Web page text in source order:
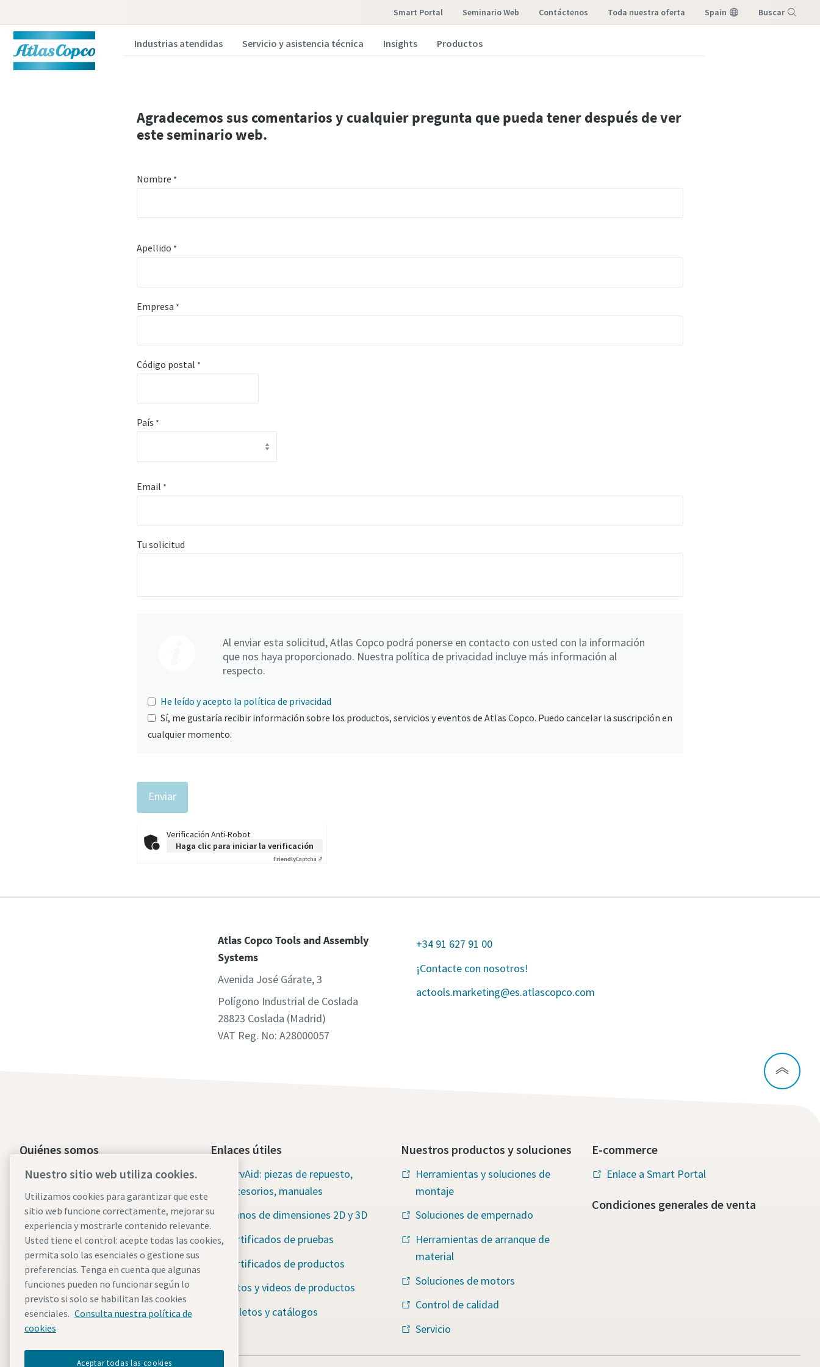
Smart Portal Seminario Web contáctenos toda nuestra oferta Spain Buscar
Industrias atendidas Servicio y asistencia técnica Insights Productos
Agradecemos sus comentarios y cualquier pregunta que pueda tener después de ver
este seminario web.
Nombre *
Apellido *
Empresa *
Código postal *
País *
Email *
Tu solicitud
Al enviar esta solicitud, Atlas Copco podrá ponerse en contacto con usted con la información
que nos haya proporcionado. Nuestra política de privacidad incluye más información al
respecto.
He leído y acepto la política de privacidad
Sí, me gustaría recibir información sobre los productos, servicios y eventos de Atlas Copco. Puedo cancelar la suscripción en
cualquier momento.
Verificación Anti-Robot
Haga clic para iniciar la verificación
FriendlyCaptcha ⇗
Atlas Copco Tools and Assembly
Systems
Avenida José Gárate, 3
Polígono Industrial de Coslada
28823 Coslada (Madrid)
VAT Reg. No: A28000057
+34 91 627 91 00
¡Contacte con nosotros!
actools.marketing@es.atlascopco.com
Quiénes somos
Grupo Atlas Copco
Técnicas Industriales
Industrias
Empleo
Enlaces útiles
ServAid: piezas de repuesto,
accesorios, manuales
Planos de dimensiones 2D y 3D
Certificados de pruebas
Certificados de productos
Fotos y videos de productos
Folletos y catálogos
Nuestros productos y soluciones
Herramientas y soluciones de
montaje
Soluciones de empernado
Herramientas de arranque de
material
Soluciones de motors
Control de calidad
Servicio
E-commerce
Enlace a Smart Portal
Condiciones generales de venta
Nuestro sitio web utiliza cookies.
Utilizamos cookies para garantizar que este
sitio web funcione correctamente, mejorar su
experiencia y mostrarle contenido relevante.
Usted tiene el control: acepte todas las cookies,
permita solo las esenciales o gestione sus
preferencias. Tenga en cuenta que algunas
funciones pueden no funcionar según lo
previsto si solo se habilitan las cookies
esenciales. Consulta nuestra política de
cookies
Aceptar todas las cookies